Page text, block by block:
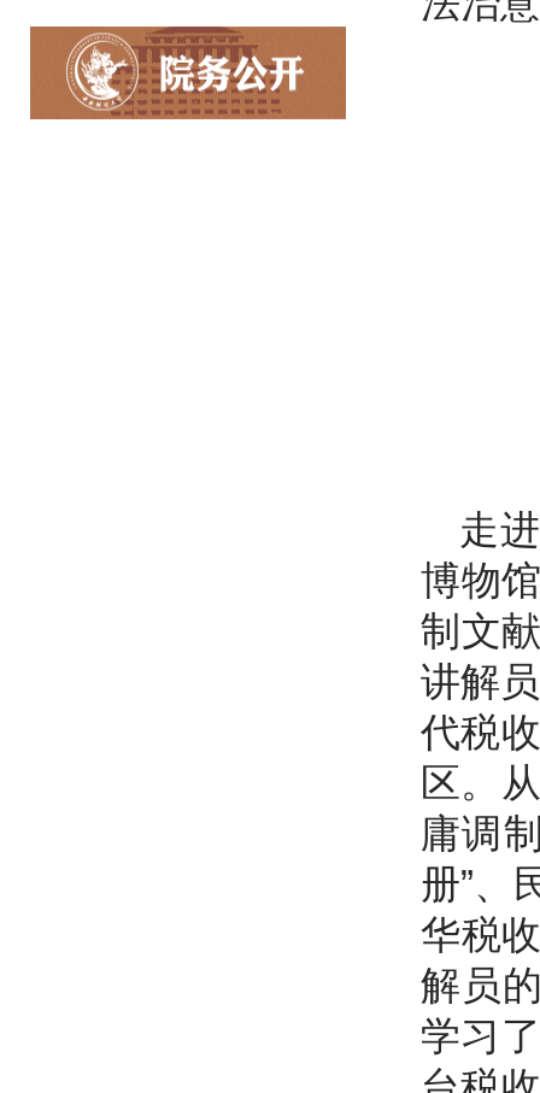
走
博物
制文
讲解
代税
区。
庸调
册”、
华税
解员
学习